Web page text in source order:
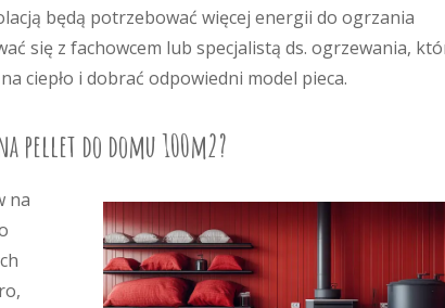
będą potrzebować więcej energii do ogrzania
się z fachowcem lub specjalistą ds. ogrzewania,
ciepło i dobrać odpowiedni model pieca.
pellet do domu 100m2?
na